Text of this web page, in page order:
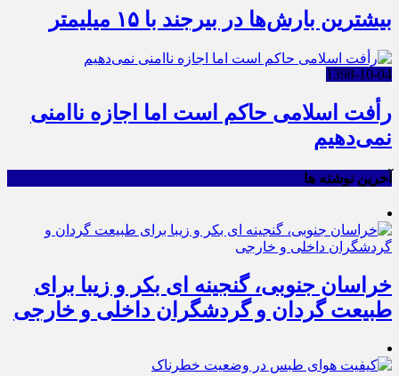
بیشترین بارش‌ها در بیرجند با ۱۵ میلیمتر
1398-10-04
رأفت اسلامی حاکم است اما اجازه ناامنی
نمی‌دهیم
آخرین نوشته ها
خراسان جنوبی، گنجینه ای بکر و زیبا برای
طبیعت گردان و گردشگران داخلی و خارجی